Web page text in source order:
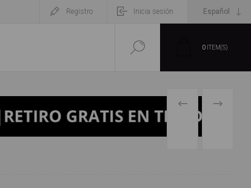
Registro Inicia sesión
0 ITEM(S)
PRODUCTO